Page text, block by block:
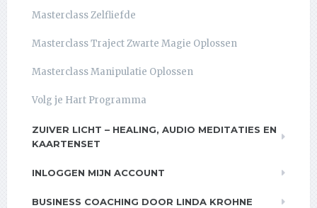
Masterclass Zelfliefde
Masterclass Traject Zwarte Magie Oplossen
Masterclass Manipulatie Oplossen
Volg je Hart Programma
ZUIVER LICHT – HEALING, AUDIO MEDITATIES EN
KAARTENSET
INLOGGEN MIJN ACCOUNT
BUSINESS COACHING DOOR LINDA KROHNE